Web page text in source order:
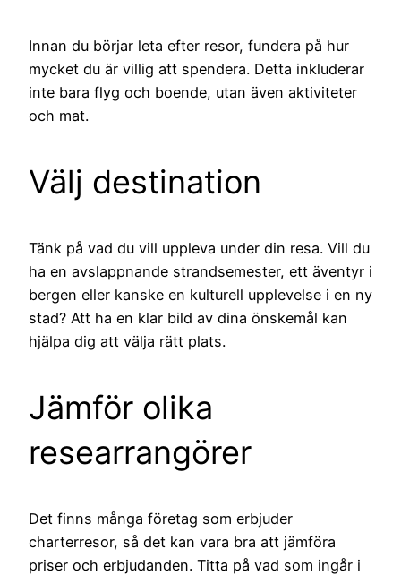
Innan du börjar leta efter resor, fundera på hur
mycket du är villig att spendera. Detta inkluderar
inte bara flyg och boende, utan även aktiviteter
och mat.
Välj destination
Tänk på vad du vill uppleva under din resa. Vill du
ha en avslappnande strandsemester, ett äventyr i
bergen eller kanske en kulturell upplevelse i en ny
stad? Att ha en klar bild av dina önskemål kan
hjälpa dig att välja rätt plats.
Jämför olika
researrangörer
Det finns många företag som erbjuder
charterresor, så det kan vara bra att jämföra
priser och erbjudanden. Titta på vad som ingår i